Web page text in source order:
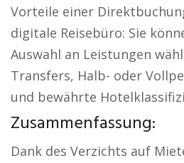
Vorteile einer
digitale Reisebüro: Sie
Auswahl an Leistungen
Transfers, Halb- oder
und bewährte
Zusammenfassung:
Dank des Verzichts auf